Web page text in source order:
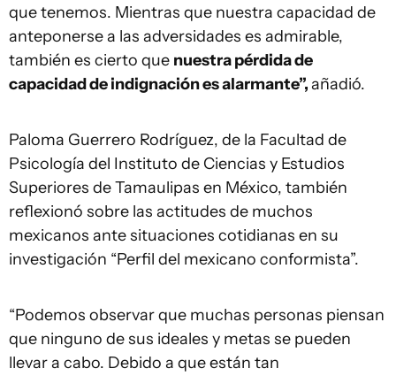
que tenemos. Mientras que nuestra capacidad de
anteponerse a las adversidades es admirable,
también es cierto que nuestra pérdida de
capacidad de indignación es alarmante”,añadió.
Paloma Guerrero Rodríguez, de la Facultad de
Psicología del Instituto de Ciencias y Estudios
Superiores de Tamaulipas en México, también
reflexionó sobre las actitudes de muchos
mexicanos ante situaciones cotidianas en su
investigación “Perfil del mexicano conformista”.
“Podemos observar que muchas personas piensan
que ninguno de sus ideales y metas se pueden
llevar a cabo. Debido a que están tan